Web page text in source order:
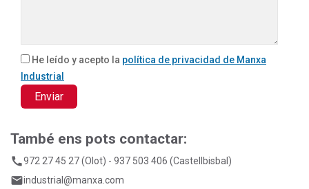
He leído y acepto la política de privacidad de Manxa
Industrial
També ens pots contactar:
call972 27 45 27(Olot) - 937 503 406 (Castellbisbal)
emailindustrial@manxa.com